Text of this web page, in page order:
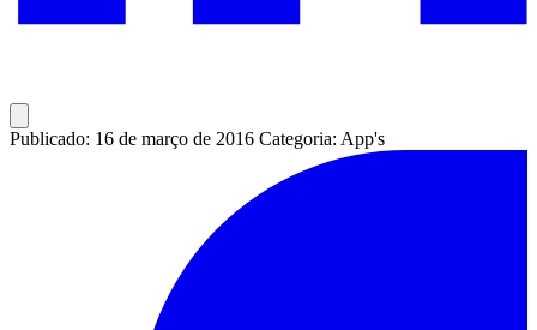
Publicado: 16 de março de 2016 Categoria: App's